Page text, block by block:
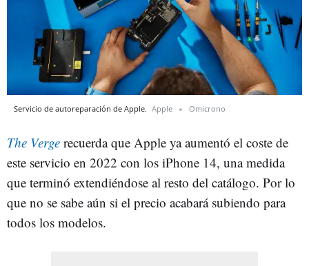
Servicio de autoreparación de Apple. Apple Omicrono
The Verge recuerda que Apple ya aumentó el coste de
este servicio en 2022 con los iPhone 14, una medida
que terminó extendiéndose al resto del catálogo. Por lo
que no se sabe aún si el precio acabará subiendo para
todos los modelos.